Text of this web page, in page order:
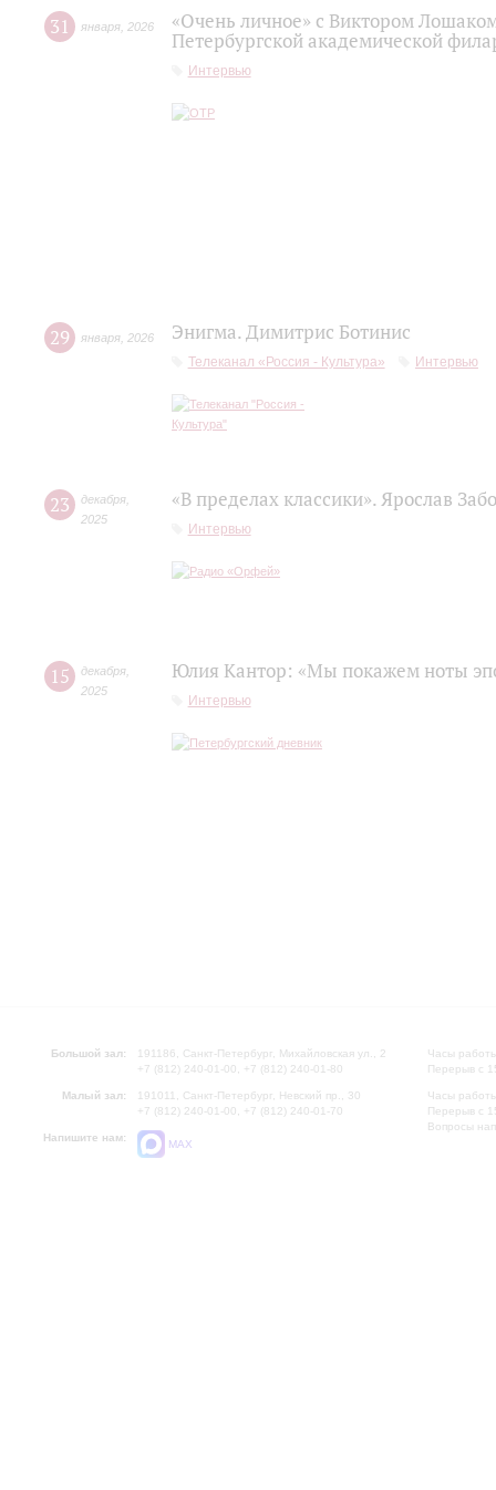
31 января 2026
«Очень личное» с Виктором
Петербургской академической
Интервью
29 января 2026 Энигма. Димитрис Ботинис
Телеканал «Россия - Культура» Интервью
23 декабря
2025
«В пределах классики». Ярослав
Интервью
15 декабря
2025
Юлия Кантор: «Мы покажем ноты
Интервью
Большой зал:
191186, Санкт-Петербург, Михайловская ул., 2
+7 (812) 240-01-00, +7 (812) 240-01-80
Малый зал:
191011, Санкт-Петербург, Невский пр., 30
+7 (812) 240-01-00, +7 (812) 240-01-70
Напишите нам:
MAX
Часы
Перерыв с
Часы
Перерыв с
Вопросы